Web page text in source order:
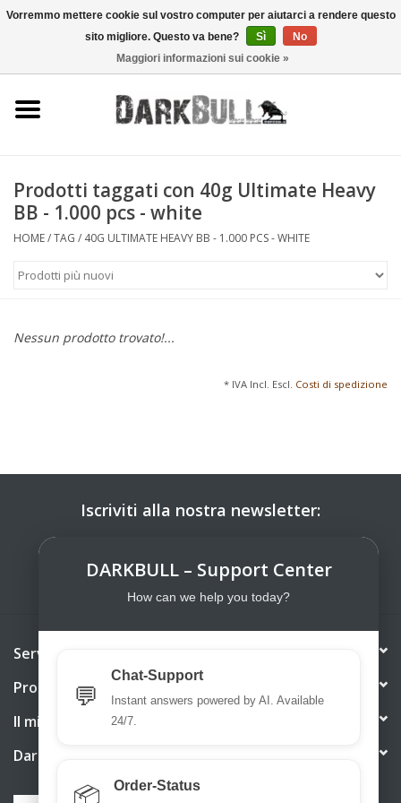
0 Articoli - €0,00
tiro
all'aperto
equipaggiamento tattico
Ottica e laser
Marche
Prodotti taggati con 40g Ultimate Heavy
BB - 1.000 pcs - white
HOME/TAG / 40G ULTIMATE HEAVY BB - 1.000 PCS - WHITE
Nessun prodotto trovato!...
* IVA Incl. Escl. Costi di spedizione
Iscriviti alla nostra newsletter:
Servizio di assistenza
Prodotti
Il mio account
DarkBull TrendStore
Vorremmo mettere cookie sul vostro computer per aiutarci a rendere questo
sito migliore. Questo va bene?
Sì
No
Maggiori informazioni sui cookie »
DARKBULL – Support Center
How can we help you today?
💬
Chat-Support
Instant answers powered by AI. Available
24/7.
📦 Order-Status